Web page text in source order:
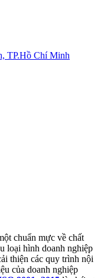
TP.Hồ Chí Minh
chuẩn mực về chất
loại hình doanh nghiệp
thiện các quy trình nội
của doanh nghiệp